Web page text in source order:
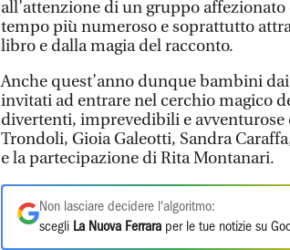
all’attenzione di un gruppo
tempo più numeroso e soprattutto
libro e dalla magia del racconto.
Anche quest’anno dunque bambini
invitati ad entrare nel cerchio magico
divertenti, imprevedibili e
Trondoli, Gioia Galeotti, Sandra
e la partecipazione di Rita Montanari.
Non lasciare decidere l'algoritmo:
scegli La Nuova Ferrara per le tue notizie su